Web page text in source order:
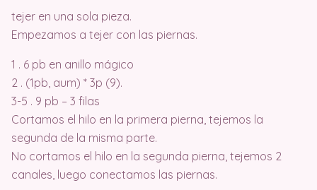
tejer en una sola pieza.
Empezamos a tejer con las piernas.
1 . 6 pb en anillo mágico
2 . (1pb, aum) * 3p (9).
3-5 . 9 pb – 3 filas
Cortamos el hilo en la primera pierna, tejemos la
segunda de la misma parte.
No cortamos el hilo en la segunda pierna, tejemos 2
canales, luego conectamos las piernas.